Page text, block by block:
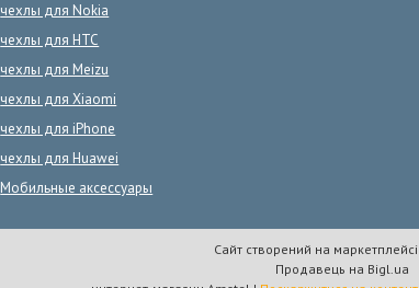
чехлы для Nokia
чехлы для HTC
чехлы для Meizu
чехлы для Xiaomi
чехлы для iPhone
чехлы для Huawei
Мобильные аксессуары
Сайт створений на маркетплейсі
Продавець на Bigl.ua